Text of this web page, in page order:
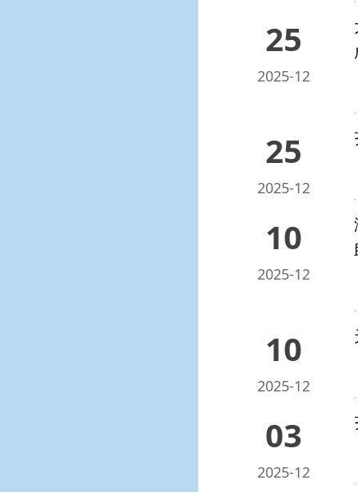
25
2025-12
25
2025-12
10
2025-12
10
2025-12
03
2025-12